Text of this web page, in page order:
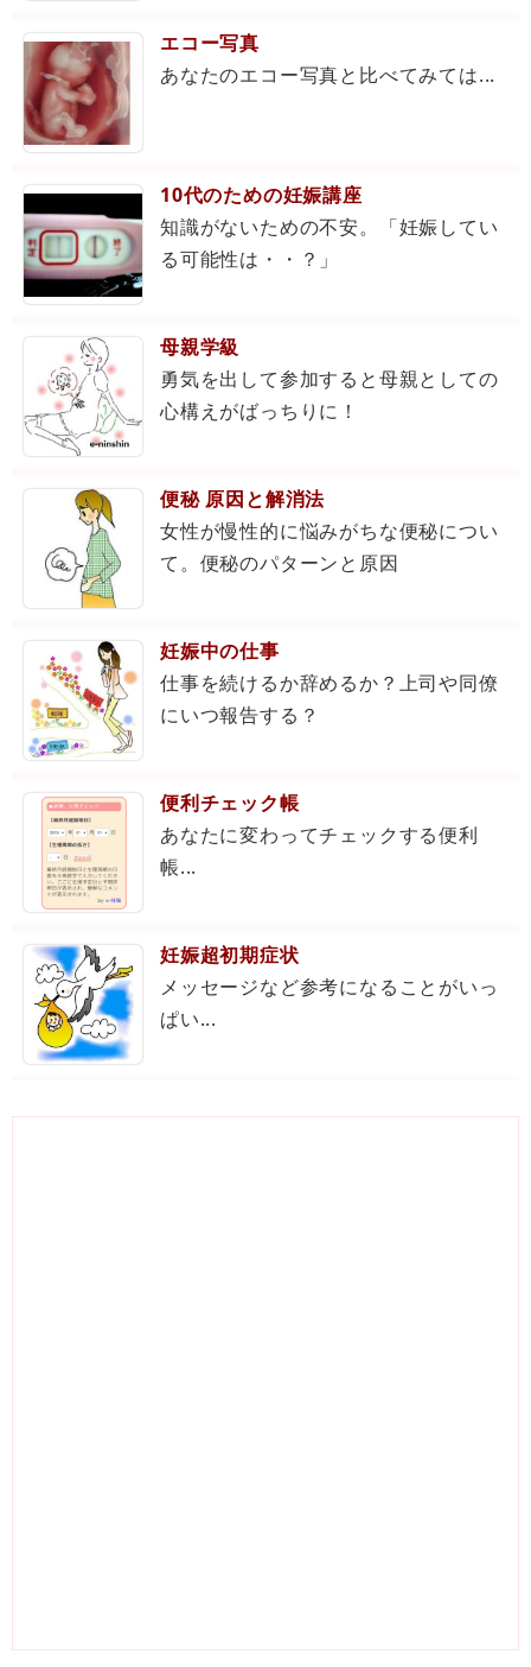
エコー写真
あなたのエコー写真と比べてみては...
10代のための妊娠講座
知識がないための不安。「妊娠してい
る可能性は・・？」
母親学級
勇気を出して参加すると母親としての
心構えがばっちりに！
便秘 原因と解消法
女性が慢性的に悩みがちな便秘につい
て。便秘のパターンと原因
妊娠中の仕事
仕事を続けるか辞めるか？上司や同僚
にいつ報告する？
便利チェック帳
あなたに変わってチェックする便利
帳...
妊娠超初期症状
メッセージなど参考になることがいっ
ぱい...